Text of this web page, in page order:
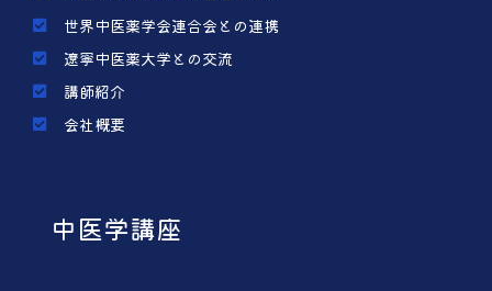
世界中医薬学会連合会との連携
遼寧中医薬大学との交流
講師紹介
会社概要
中医学講座